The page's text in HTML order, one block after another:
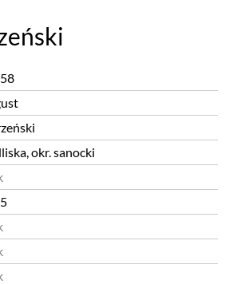
okr. sanocki